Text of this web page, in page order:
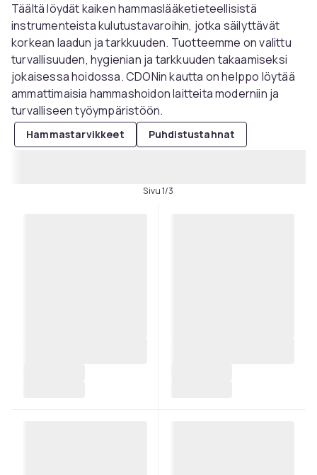
Täältä löydät kaiken hammaslääketieteellisistä
instrumenteista kulutustavaroihin, jotka säilyttävät
korkean laadun ja tarkkuuden. Tuotteemme on valittu
turvallisuuden, hygienian ja tarkkuuden takaamiseksi
jokaisessa hoidossa. CDONin kautta on helppo löytää
ammattimaisia ​​hammashoidon laitteita moderniin ja
turvalliseen työympäristöön.
Hammastarvikkeet Puhdistustahnat
Sivu 1/3